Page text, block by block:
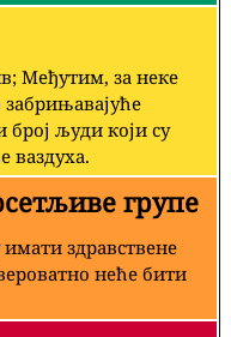
Међутим, за неке
број људи који су
ваздуха.
групе
здравствене
неће бити